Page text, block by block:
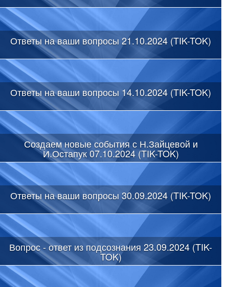
Ответы на ваши вопросы 21.10.2024 (TIK-TOK)
Ответы на ваши вопросы 14.10.2024 (TIK-TOK)
Создаем новые события с Н.Зайцевой и
И.Остапук 07.10.2024 (TIK-TOK)
Ответы на ваши вопросы 30.09.2024 (TIK-TOK)
Вопрос - ответ из подсознания 23.09.2024 (TIK-
TOK)